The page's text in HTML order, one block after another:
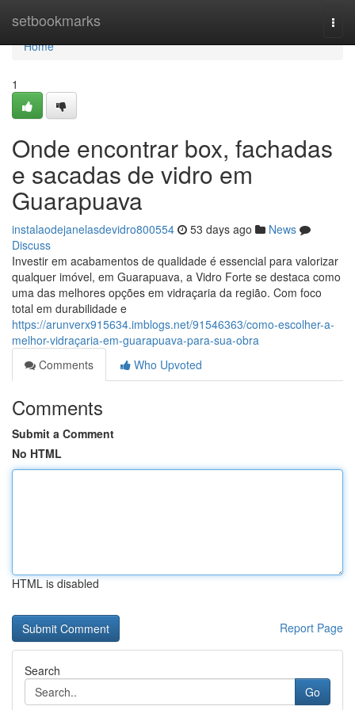
setbookmarks
Home
Home
1
Onde encontrar box, fachadas
e sacadas de vidro em
Guarapuava
instalaodejanelasdevidro800554 53 days ago
News
Discuss
Investir em acabamentos de qualidade é essencial para valorizar
qualquer imóvel, em Guarapuava, a Vidro Forte se destaca como
uma das melhores opções em vidraçaria da região. Com foco
total em durabilidade e
https://arunverx915634.imblogs.net/91546363/como-escolher-a-
melhor-vidraçaria-em-guarapuava-para-sua-obra
Comments
Who Upvoted
Comments
Submit a Comment
No HTML
HTML is disabled
Report Page
Search
Go